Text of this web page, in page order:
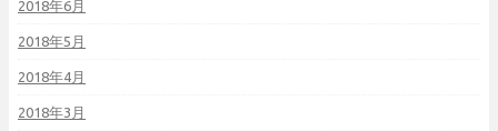
2018年6月
2018年5月
2018年4月
2018年3月